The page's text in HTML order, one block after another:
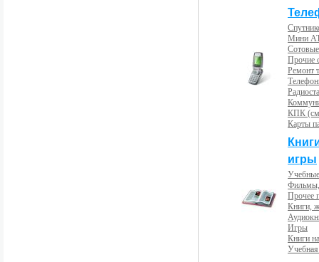
Мини
Прочие
Ремонт
КПК
Карты
игры
Прочее
Книги,
Игры
Книги